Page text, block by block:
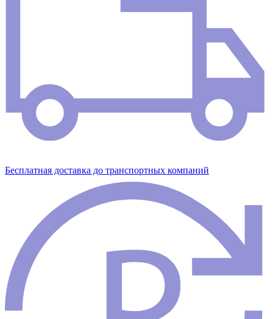
Бесплатная доставка до транспортных компаний